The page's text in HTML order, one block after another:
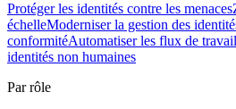
Protéger les identités contre les menaces
échelleModerniser la gestion des
conformitéAutomatiser les flux de
identités non humaines
Par rôle